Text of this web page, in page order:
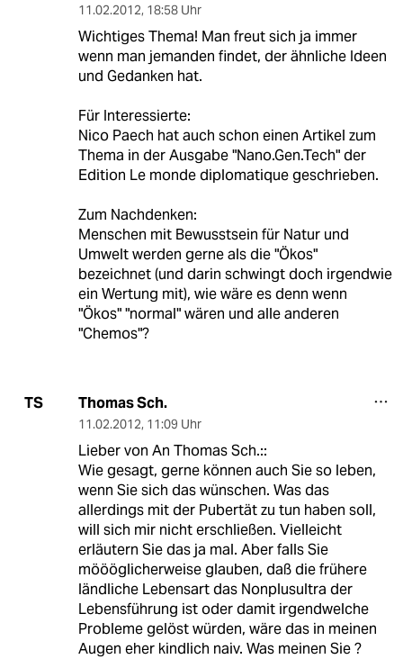
11.02.2012, 18:58 Uhr
Wichtiges Thema! Man freut sich ja immer
wenn man jemanden findet, der ähnliche Ideen
und Gedanken hat.
Für Interessierte:
Nico Paech hat auch schon einen Artikel zum
Thema in der Ausgabe "Nano.Gen.Tech" der
Edition Le monde diplomatique geschrieben.
Zum Nachdenken:
Menschen mit Bewusstsein für Natur und
Umwelt werden gerne als die "Ökos"
bezeichnet (und darin schwingt doch irgendwie
ein Wertung mit), wie wäre es denn wenn
"Ökos" "normal" wären und alle anderen
"Chemos"?
TS Thomas Sch.
11.02.2012, 11:09 Uhr
Lieber von An Thomas Sch.::
Wie gesagt, gerne können auch Sie so leben,
wenn Sie sich das wünschen. Was das
allerdings mit der Pubertät zu tun haben soll,
will sich mir nicht erschließen. Vielleicht
erläutern Sie das ja mal. Aber falls Sie
möööglicherweise glauben, daß die frühere
ländliche Lebensart das Nonplusultra der
Lebensführung ist oder damit irgendwelche
Probleme gelöst würden, wäre das in meinen
Augen eher kindlich naiv. Was meinen Sie ?